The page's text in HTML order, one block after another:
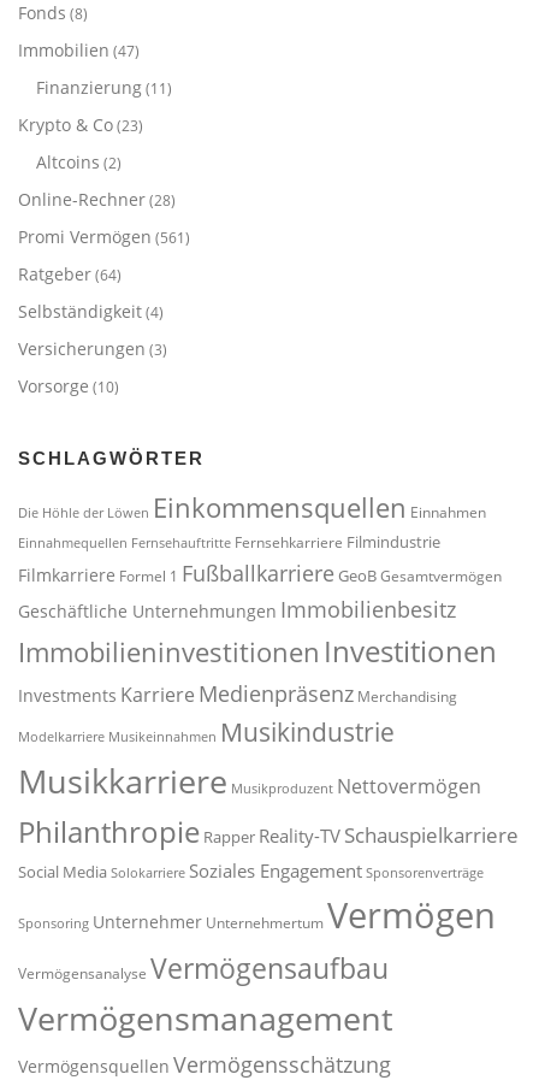
Fonds (8)
Immobilien (47)
Finanzierung(11)
Krypto & Co(23)
Altcoins (2)
Online-Rechner(28)
Promi Vermögen (561)
Ratgeber(64)
Selbständigkeit(4)
Versicherungen (3)
Vorsorge (10)
SCHLAGWÖRTER
Die Höhle der Löwen Einkommensquellen Einnahmen
Einnahmequellen Fernsehauftritte Fernsehkarriere Filmindustrie
Filmkarriere Formel 1 Fußballkarriere GeoBGesamtvermögen
Geschäftliche Unternehmungen Immobilienbesitz
Immobilieninvestitionen Investitionen
Investments Karriere Medienpräsenz Merchandising
Modelkarriere Musikeinnahmen Musikindustrie
Musikkarriere Musikproduzent Nettovermögen
Philanthropie Rapper Reality-TV Schauspielkarriere
Social Media Solokarriere Soziales Engagement Sponsorenverträge
Sponsoring Unternehmer UnternehmertumVermögen
Vermögensanalyse Vermögensaufbau
Vermögensmanagement
Vermögensquellen Vermögensschätzung